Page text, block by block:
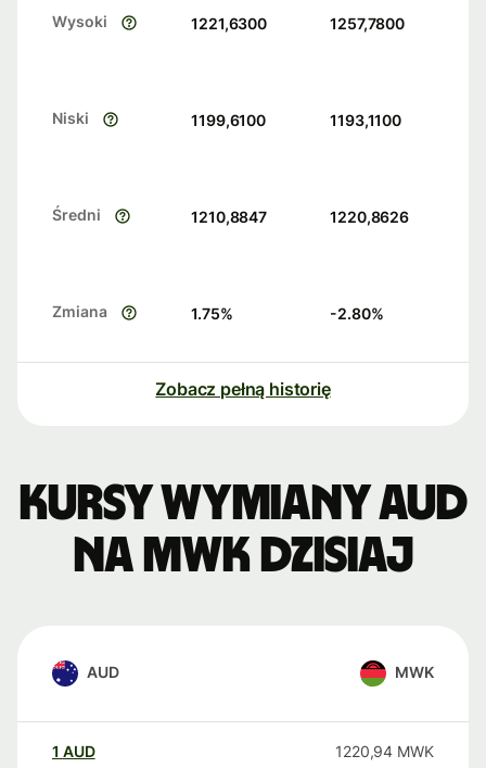
Wysoki 1221,6300 1257,7800
Niski 1199,6100 1193,1100
Średni 1210,8847 1220,8626
Zmiana 1.75% -2.80%
Zobacz pełną historię
Kursy wymiany AUD
na MWK dzisiaj
AUD MWK
1 AUD 1220,94 MWK